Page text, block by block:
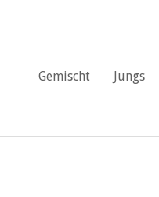
Gemischt Jungs